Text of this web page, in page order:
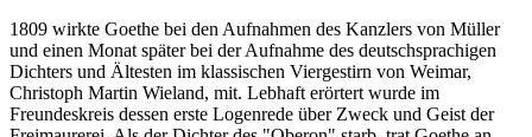
1809 wirkte Goethe bei den Aufnahmen des Kanzlers von Müller
und einen Monat später bei der Aufnahme des deutschsprachigen
Dichters und Ältesten im klassischen Viergestirn von Weimar,
Christoph Martin Wieland, mit. Lebhaft erörtert wurde im
Freundeskreis dessen erste Logenrede über Zweck und Geist der